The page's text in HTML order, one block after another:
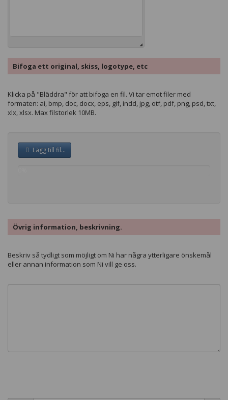
Bifoga ett original, skiss, logotype, etc
Klicka på "Bläddra" för att bifoga en fil. Vi tar emot filer med
formaten: ai, bmp, doc, docx, eps, gif, indd, jpg, otf, pdf, png, psd, txt,
xlx, xlsx. Max filstorlek 10MB.
Lägg till fil...
Övrig information, beskrivning.
Beskriv så tydligt som möjligt om Ni har några ytterligare önskemål
eller annan information som Ni vill ge oss.